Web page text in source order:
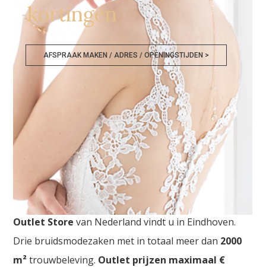
kortingen
AFSPRAAK MAKEN / ADRES / OPENINGSTIJDEN >
Trouwkledij Outlet Binche
Trouwkledij Outlet Binche. De
grootste Trouwkledij
Outlet Store van Nederland vindt u in Eindhoven.
Drie bruidsmodezaken met in totaal meer dan 2000
m²trouwbeleving. Outlet prijzen maximaal €